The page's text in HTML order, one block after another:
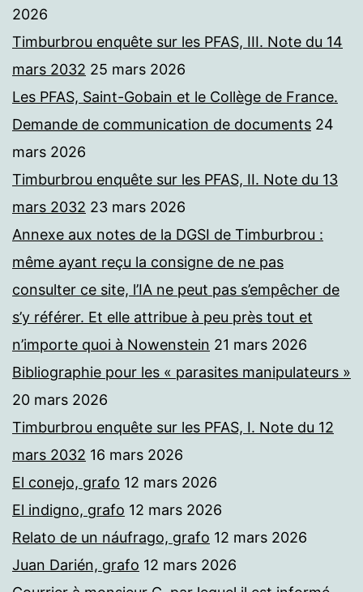
2026
Timburbrou enquête sur les PFAS, III. Note du 14
mars 2032 25 mars 2026
Les PFAS, Saint-Gobain et le Collège de France.
Demande de communication de documents 24
mars 2026
Timburbrou enquête sur les PFAS, II. Note du 13
mars 2032 23 mars 2026
Annexe aux notes de la DGSI de Timburbrou :
même ayant reçu la consigne de ne pas
consulter ce site, l’IA ne peut pas s’empêcher de
s’y référer. Et elle attribue à peu près tout et
n’importe quoi à Nowenstein 21 mars 2026
Bibliographie pour les « parasites manipulateurs »
20 mars 2026
Timburbrou enquête sur les PFAS, I. Note du 12
mars 2032 16 mars 2026
El conejo, grafo 12 mars 2026
El indigno, grafo 12 mars 2026
Relato de un náufrago, grafo 12 mars 2026
Juan Darién, grafo 12 mars 2026